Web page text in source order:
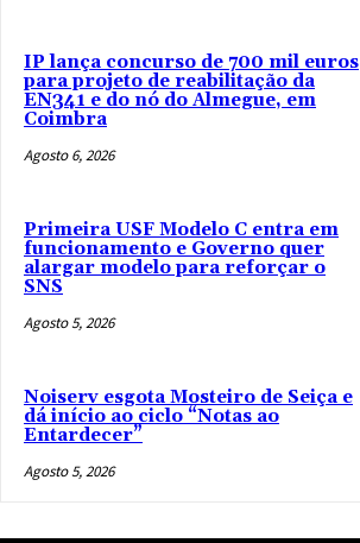
IP lança concurso de 700 mil euros
para projeto de reabilitação da
EN341 e do nó do Almegue, em
Coimbra
Agosto 6, 2026
Primeira USF Modelo C entra em
funcionamento e Governo quer
alargar modelo para reforçar o
SNS
Agosto 5, 2026
Noiserv esgota Mosteiro de Seiça e
dá início ao ciclo “Notas ao
Entardecer”
Agosto 5, 2026